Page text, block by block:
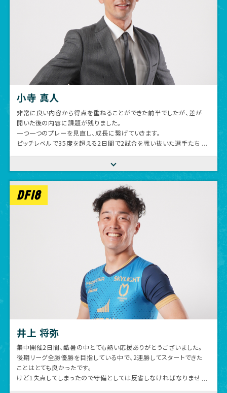
小寺 真人
非常に良い内容から得点を重ねることができた前半でしたが、差が
開いた後の内容に課題が残りました。
一つ一つのプレーを見直し、成長に繋げていきます。
ピッチレベルで35度を超える2日間で2試合を戦い抜いた選手たち
三菱重工長崎の皆様、NIFS KANOYAの皆様、審判団の皆様、大分
県サッカー協会ならびに運営に携わっていただたいた全ての皆様
ありがとうございました。
酷暑の2日間、大分まで足を運びチームを支えていただいたファン、
サポーター、スポンサーの皆様、ならびにLIVE配信で応援して頂い
た皆様ありがとうございました。
DF18
井上 将弥
集中開催2日間、酷暑の中とても熱い応援ありがとうございました。
後期リーグ全勝優勝を目指している中で、2連勝してスタートできた
ことはとても良かったです。
けど1失点してしまったので守備としては反省しなければなりませ